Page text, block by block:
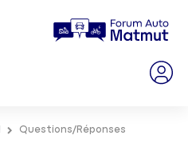
Questions/Réponses